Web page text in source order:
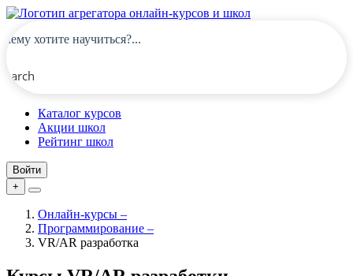
Каталог курсов
Акции школ
Рейтинг школ
Войти
+
Онлайн-курсы –
Программирование –
VR/AR разработка